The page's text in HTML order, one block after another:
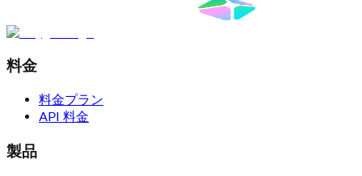
料金
料金プラン
API 料金
製品